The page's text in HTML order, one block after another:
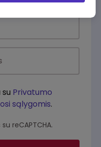
Privatumo
sąlygomis.
reCAPTCHA.